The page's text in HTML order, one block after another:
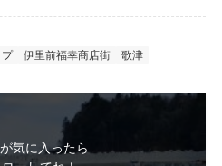
プ 伊里前福幸商店街 歌津
気に入ったら